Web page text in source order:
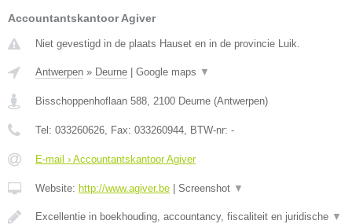
Accountantskantoor Agiver
Niet gevestigd in de plaats Hauset en in de provincie Luik.
Antwerpen » Deurne Google maps ▼
Bisschoppenhoflaan 588 2100 Deurne (Antwerpen)
Tel: 033260626 , Fax: 033260944 , BTW-nr: -
E-mail › Accountantskantoor Agiver
Website: http://www.agiver.be Screenshot ▼
Excellentie in boekhouding, accountancy, fiscaliteit en juridische ▼